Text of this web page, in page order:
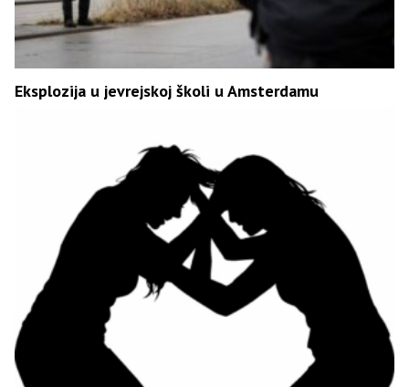
Eksplozija u jevrejskoj školi u Amsterdamu